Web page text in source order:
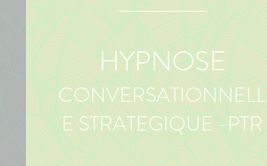
HYPNOSE
CONVERSATIONNELL
E STRATEGIQUE -PTR